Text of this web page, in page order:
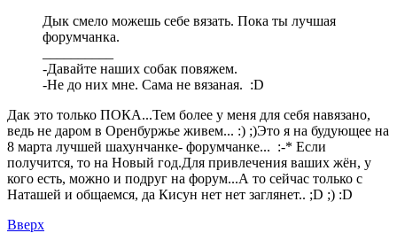
Дык смело можешь себе вязать. Пока ты лучшая
форумчанка.
-Давайте наших собак повяжем.
-Не до них мне. Сама не вязаная. :D
Дак это только ПОКА...Тем более у меня для себя навязано,
ведь не даром в Оренбуржье живем... :) ;)Это я на будующее на
8 марта лучшей шахунчанке- форумчанке... :-* Если
получится, то на Новый год.Для привлечения ваших жён, у
кого есть, можно и подруг на форум...А то сейчас только с
Наташей и общаемся, да Кисун нет нет заглянет.. ;D ;) :D
Вверх